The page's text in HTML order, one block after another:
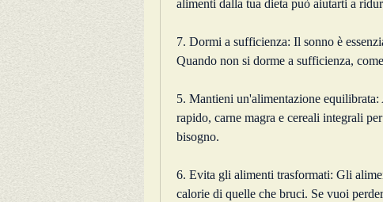
alimenti dalla tua dieta può aiutarti a
7. Dormi a sufficienza: Il sonno è
Quando non si dorme a sufficienza,
5. Mantieni un'alimentazione
rapido, carne magra e cereali integrali
bisogno.
6. Evita gli alimenti trasformati: Gli
calorie di quelle che bruci. Se vuoi